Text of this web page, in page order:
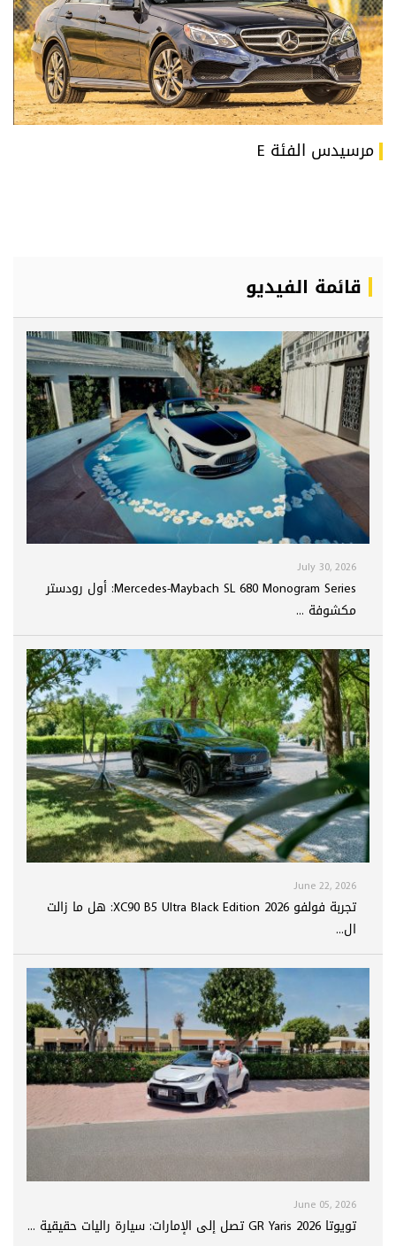
مرسيدس الفئة E
قائمة الفيديو
July 30, 2026
Mercedes-Maybach SL 680 Monogram Series: أول رودستر
مكشوفة ...
June 22, 2026
تجربة فولفو XC90 B5 Ultra Black Edition 2026: هل ما زالت
ال...
June 05, 2026
تويوتا GR Yaris 2026 تصل إلى الإمارات: سيارة راليات حقيقية ...